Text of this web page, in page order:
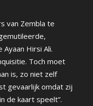
van Zembla te
Hirsi Ali.
Toch moet
is, zo niet zelf
gevaarlijk omdat zij
de kaart speelt”.